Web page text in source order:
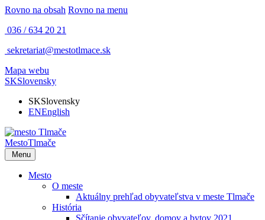
Rovno na obsah Rovno na menu
036 / 634 20 21
sekretariat@mestotlmace.sk
Mapa webu
SKSlovensky
SKSlovensky
ENEnglish
MestoTlmače
Menu
Mesto
O meste
Aktuálny prehľad obyvateľstva v meste Tlmače
História
Sčítanie obyvateľov, domov a bytov 2021